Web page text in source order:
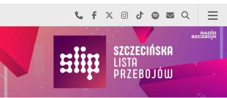
Najlepiej po prostu do nas zadzwoń
Odwiedź nas na Facebook-u
Odwiedź nas na X
Odwiedź nas na Instagram-ie
Odwiedź nas na TikTok-u
Szukaj nas na Spotify
Wyślij do nas
Szukaj